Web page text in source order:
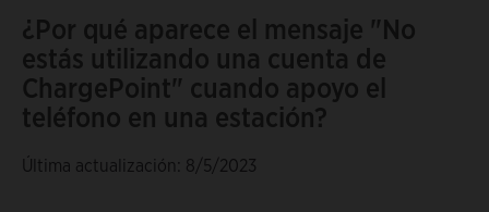
¿Por qué aparece el mensaje "No
estás utilizando una cuenta de
ChargePoint" cuando apoyo el
teléfono en una estación?
Última actualización: 8/5/2023